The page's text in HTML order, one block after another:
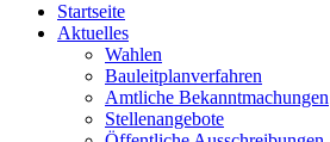
Startseite
Aktuelles
Wahlen
Bauleitplanverfahren
Amtliche Bekanntmachungen
Stellenangebote